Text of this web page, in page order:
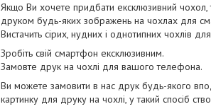
Якщо Ви хочете придбати ексклюзивний
друком будь-яких зображень на чохлах для
Вистачить сірих, нудних і однотипних чохлів
Зробіть свій смартфон ексклюзивним.
Замовте друк на чохлі для вашого телефона.
Ви можете замовити в нас друк будь-якого
картинку для друку на чохлі, у такий спосіб